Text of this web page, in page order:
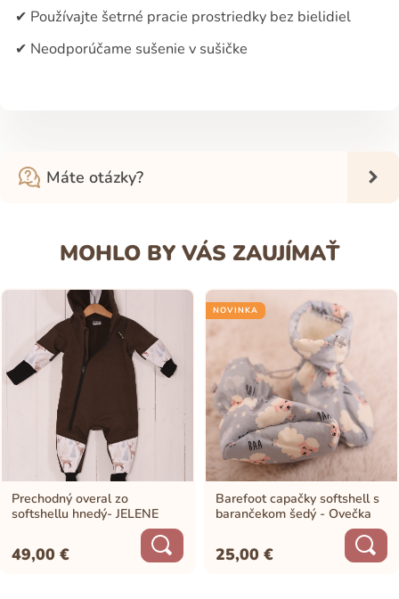
✔ Používajte šetrné pracie prostriedky bez bielidiel
✔ Neodporúčame sušenie v sušičke
Máte otázky?
MOHLO BY VÁS ZAUJÍMAŤ
Prechodný overal zo
softshellu hnedý- JELENE
49,00€
NOVINKA
Barefoot capačky softshell s
barančekom šedý - Ovečka
25,00€